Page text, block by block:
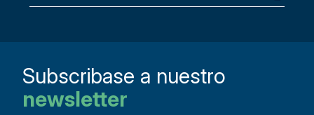
Subscribase a nuestro
newsletter